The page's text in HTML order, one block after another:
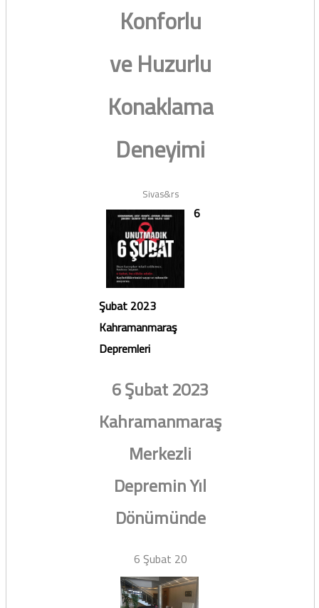
Konforlu
ve Huzurlu
Konaklama
Deneyimi
Sivas&rs
6
Şubat 2023
Kahramanmaraş
Depremleri
6 Şubat 2023
Kahramanmaraş
Merkezli
Depremin Yıl
Dönümünde
6 Şubat 20